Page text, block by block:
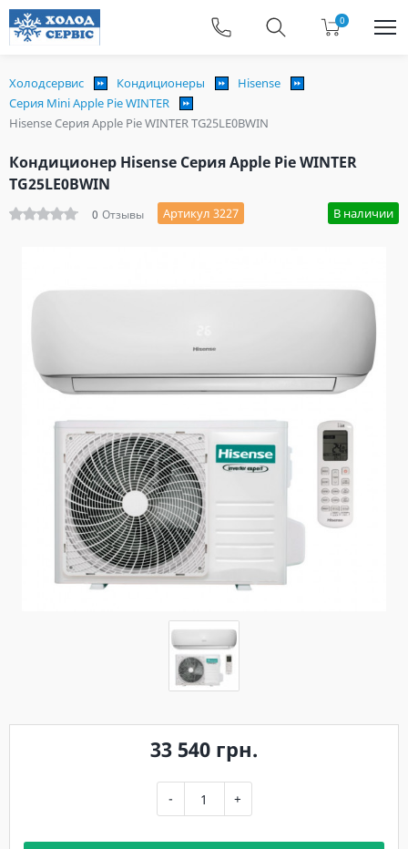
0
Холодсервис Кондиционеры
Hisense
Серия Mini Apple Pie WINTER
Hisense Серия Apple Pie WINTER TG25LE0BWIN
Кондиционер Hisense Серия Apple Pie WINTER
TG25LE0BWIN
0 Отзывы Артикул 3227 В наличии
33 540 грн.
- +